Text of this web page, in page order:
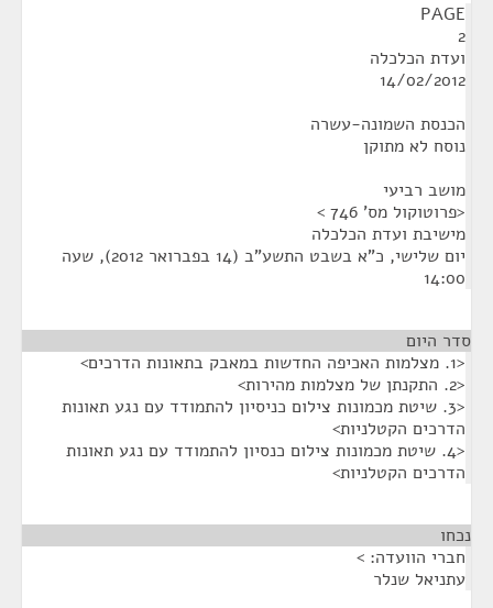
PAGE
2
ועדת הכלכלה
14/02/2012
הכנסת השמונה-עשרה
נוסח לא מתוקן
מושב רביעי
<פרוטוקול מס' 746 >
מישיבת ועדת הכלכלה
יום שלישי, כ"א בשבט התשע"ב (14 בפברואר 2012), שעה
14:00
סדר היום
<1. מצלמות האכיפה החדשות במאבק בתאונות הדרכים>
<2. התקנתן של מצלמות מהירות>
<3. שיטת מכמונות צילום כניסיון להתמודד עם נגע תאונות
הדרכים הקטלניות>
<4. שיטת מכמונות צילום כנסיון להתמודד עם נגע תאונות
הדרכים הקטלניות>
נכחו
חברי הוועדה: >
עתניאל שנלר